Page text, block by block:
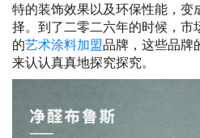
特的装饰效果以及环保性能，变
择。到了二零二六年的时候，市
的艺术涂料加盟品牌，这些品牌
来认认真真地探究探究。